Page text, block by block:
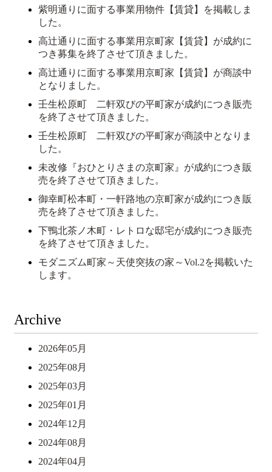
紫明通りに面する事業用物件【賃貸】を掲載しま
した。
高辻通りに面する事業用京町家【賃貸】が成約に
つき募集を終了させて頂きました。
高辻通りに面する事業用京町家【賃貸】が商談中
となりました。
壬生松原町 二軒双びの平町家が成約につき販売
を終了させて頂きました。
壬生松原町 二軒双びの平町家が商談中となりま
した。
未改修『おひとりさまの京町家』が成約につき販
売を終了させて頂きました。
御幸町松本町・一軒路地の京町家が成約につき販
売を終了させて頂きました。
下鴨北茶ノ木町・レトロな邸宅が成約につき販売
を終了させて頂きました。
モダニズム町家～天使突抜の家～Vol.2を掲載いた
します。
Archive
2026年05月
2025年08月
2025年03月
2025年01月
2024年12月
2024年08月
2024年04月